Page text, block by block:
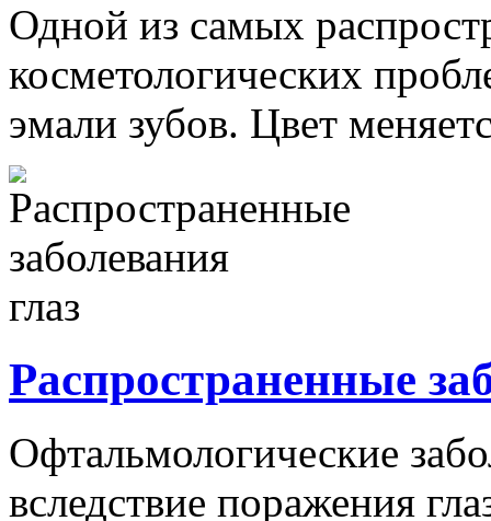
Одной из самых
косметологических
эмали зубов. Цвет
Распространенные
Офтальмологические
вследствие поражения